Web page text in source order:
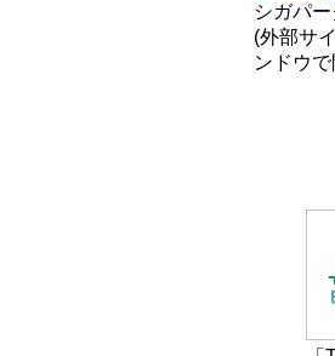
シガパー
(外部サ
ンドウ